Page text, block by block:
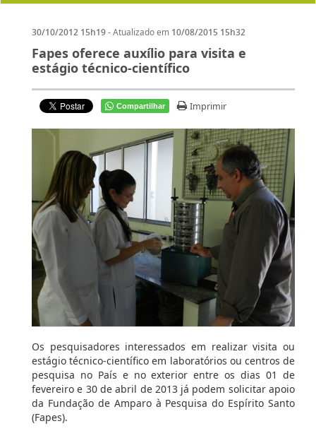
30/10/2012 15h19- Atualizado em 10/08/2015 15h32
Fapes oferece auxílio para visita e
estágio técnico-científico
Compartilhar Imprimir
Os pesquisadores interessados em realizar visita ou
estágio técnico-científico em laboratórios ou centros de
pesquisa no País e no exterior entre os dias 01 de
fevereiro e 30 de abril de 2013 já podem solicitar apoio
da Fundação de Amparo à Pesquisa do Espírito Santo
(Fapes).